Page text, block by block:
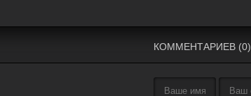
КОММЕНТАРИЕВ (0)